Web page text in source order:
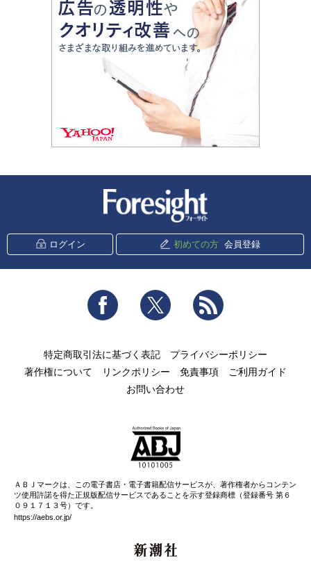
ログイン 初めての方 会員登録
Facebook Twitter
特定商取引法に基づく表記
プライバシーポリシー
著作権について
リンクポリシー 免責事項
ご利用ガイド
お問い合わせ
ＡＢＪマークは、この電子書店・電子書籍配信サービスが、著作権者からコンテン
ツ使用許諾を得た正規版配信サービスであることを示す登録商標（登録番号 第６
０９１７１３号）です。
https://aebs.or.jp/